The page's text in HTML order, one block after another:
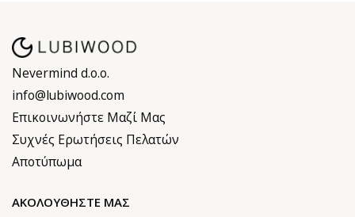
Nevermind d.o.o.
info@lubiwood.com
Επικοινωνήστε Μαζί Μας
Συχνές Ερωτήσεις Πελατών
Αποτύπωμα
ΑΚΟΛΟΥΘΉΣΤΕ ΜΑΣ